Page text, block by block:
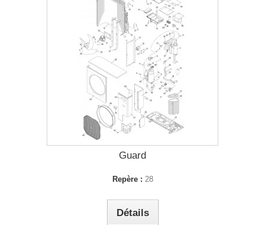
Guard
Repère : 28
Détails